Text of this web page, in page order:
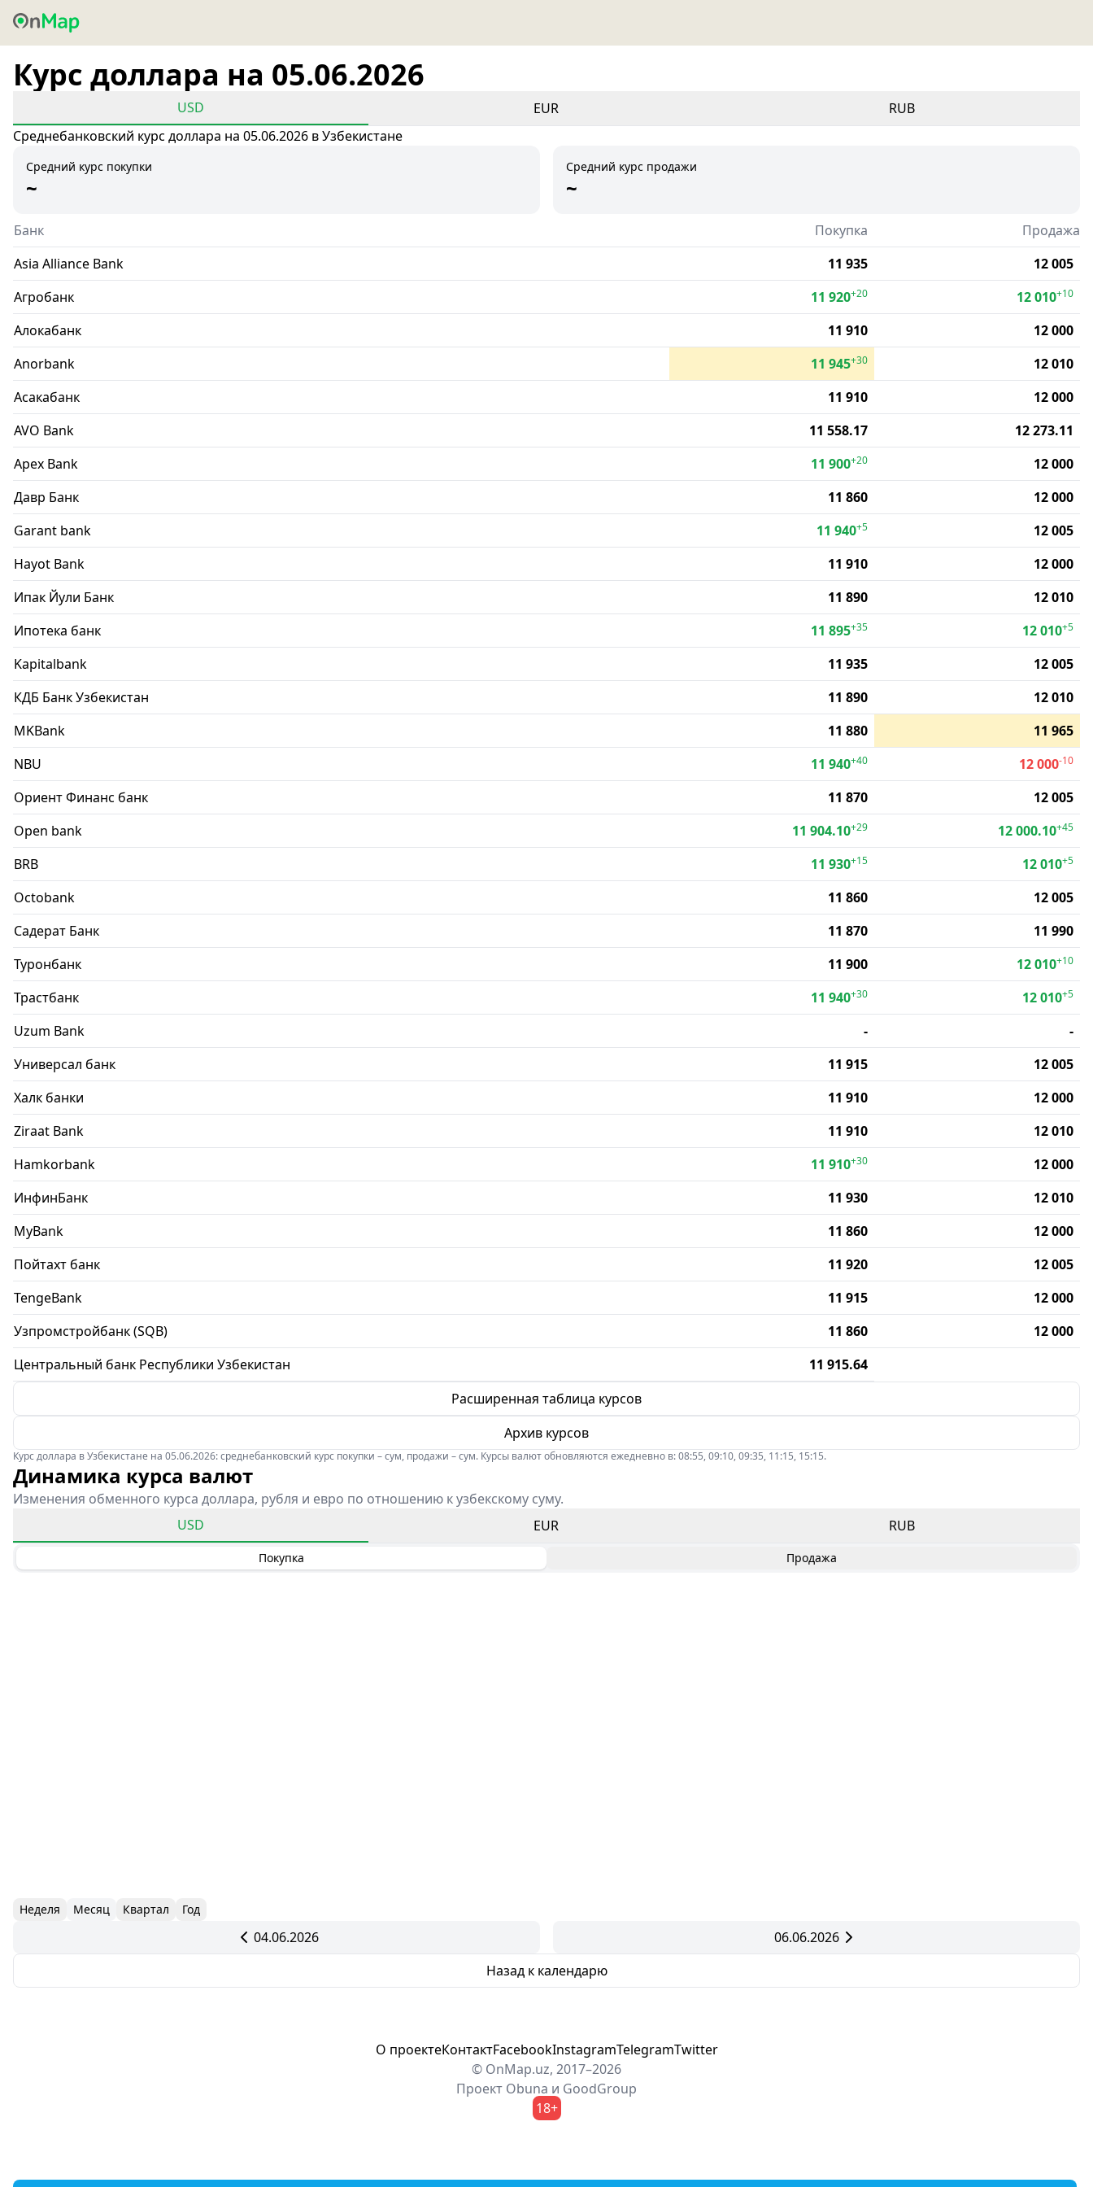
Курс доллара на 05.06.2026
USD EUR
RUB
Среднебанковский курс доллара на 05.06.2026 в Узбекистане
Средний курс покупки
~
Средний курс продажи
~
Банк Покупка
Продажа
Asia Alliance Bank
11 935
12 005
Агробанк
11 920+20 12 010+10
Алокабанк 11 910
12 000
Anorbank
11 945+30
12 010
Асакабанк
11 910
12 000
AVO Bank
11 558.17
12 273.11
Apex Bank
11 900+20
12 000
Давр Банк
11 860
12 000
Garant bank
11 940+5
12 005
Hayot Bank
11 910
12 000
Ипак Йули Банк
11 890
12 010
Ипотека банк
11 895+35 12 010+5
Kapitalbank 11 935
12 005
КДБ Банк Узбекистан
11 890
12 010
MKBank
11 880
11 965
NBU
11 940+40 12 000-10
Ориент Финанс банк 11 870
12 005
Open bank
11 904.10+29 12 000.10+45
BRB 11 930+15 12 010+5
Octobank 11 860
12 005
Садерат Банк
11 870
11 990
Туронбанк
11 900 12 010+10
Трастбанк 11 940+30 12 010+5
Uzum Bank -
-
Универсал банк
11 915
12 005
Халк банки
11 910
12 000
Ziraat Bank
11 910
12 010
Hamkorbank
11 910+30
12 000
ИнфинБанк
11 930
12 010
MyBank
11 860
12 000
Пойтахт банк
11 920
12 005
TengeBank
11 915
12 000
Узпромстройбанк (SQB)
11 860
12 000
Центральный банк Республики Узбекистан
11 915.64
Расширенная таблица курсов
Архив курсов
Курс доллара в Узбекистане на 05.06.2026: среднебанковский курс покупки – сум, продажи – сум. Курсы валют обновляются ежедневно в: 08:55, 09:10, 09:35, 11:15, 15:15.
Динамика курса валют
Изменения обменного курса доллара, рубля и евро по отношению к узбекскому суму.
USD
EUR RUB
Покупка Продажа
Неделя Месяц Квартал Год
04.06.2026
06.06.2026
Назад к календарю
О проектеКонтактFacebookInstagramTelegramTwitter
© OnMap.uz, 2017–2026
Проект Obuna и GoodGroup
18+